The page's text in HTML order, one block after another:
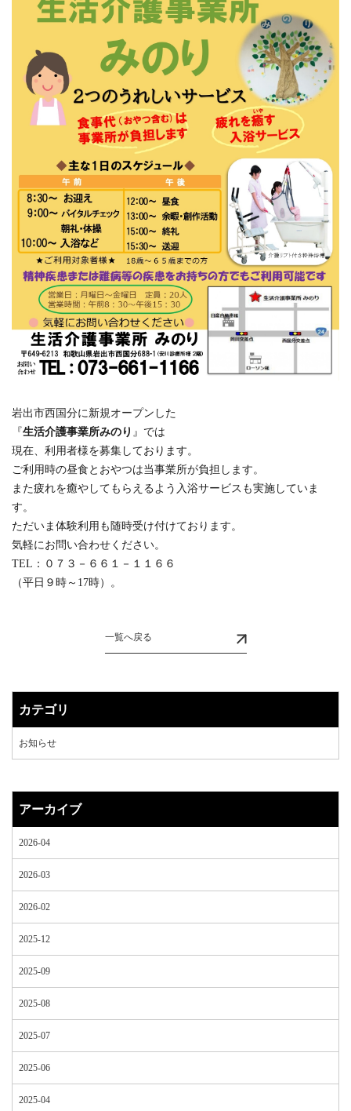
岩出市西国分に新規オープンした
『生活介護事業所みのり 』では
現在、利用者様を募集しております。
ご利用時の昼食とおやつは当事業所が負担します。
また疲れを癒やしてもらえるよう入浴サービスも実施していま
す。
ただいま体験利用も随時受け付けております。
気軽にお問い合わせください。
TEL：０７３－６６１－１１６６
（平日９時～17時）。
一覧へ戻る
カテゴリ
お知らせ
アーカイブ
2026-04
2026-03
2026-02
2025-12
2025-09
2025-08
2025-07
2025-06
2025-04